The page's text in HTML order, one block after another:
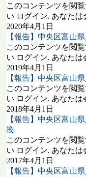
このコンテンツを閲
い ログイン. あなたは
2020年4月1日
【報告】中央区富山
このコンテンツを閲
い ログイン. あなたは
2019年4月1日
【報告】中央区富山
このコンテンツを閲
い ログイン. あなたは
2018年4月1日
【報告】中央区富山
換
このコンテンツを閲
い ログイン. あなたは
2017年4月1日
【報告】中央区富山